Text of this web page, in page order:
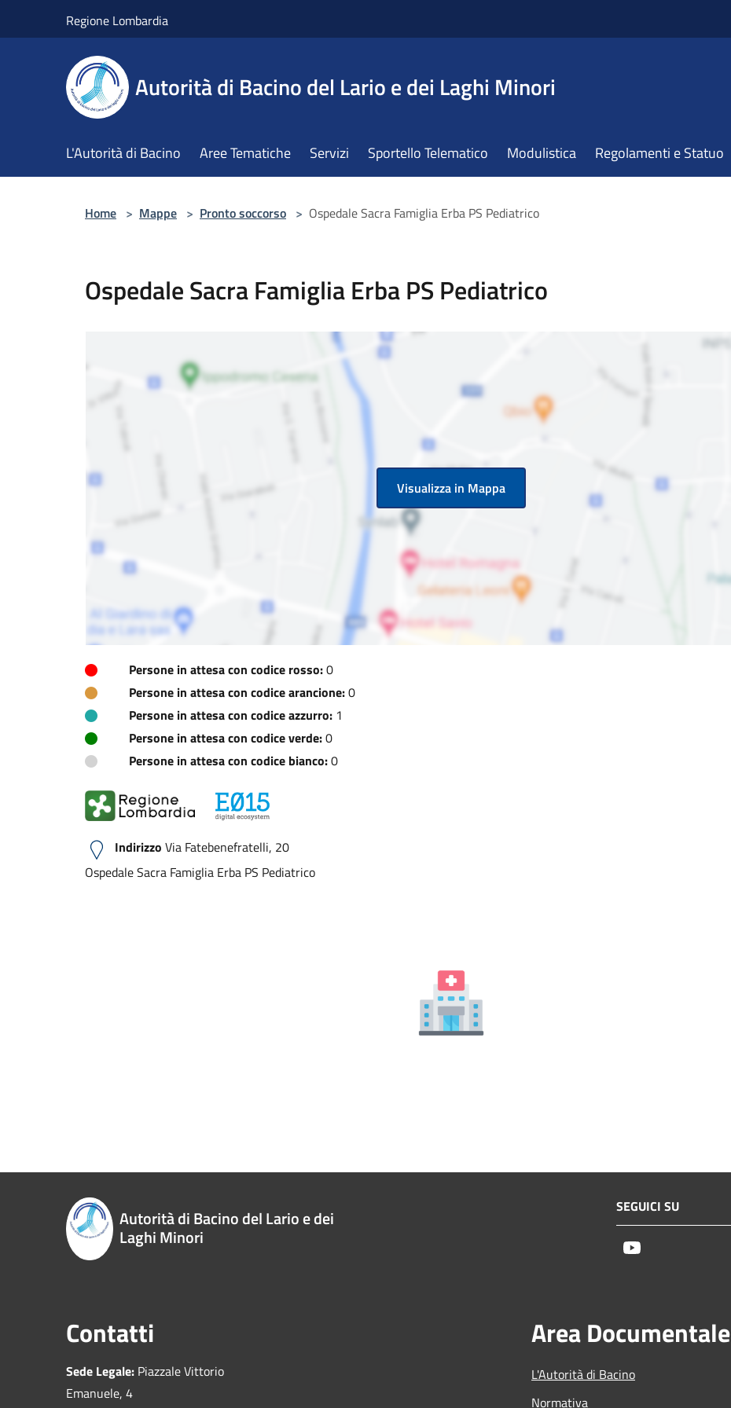
Regione Lombardia
Autorità di Bacino del Lario e dei Laghi Minori
L'Autorità di Bacino Aree Tematiche Servizi Sportello Telematico Modulistica Regolamenti e Statuo
Home > Mappe > Pronto soccorso > Ospedale Sacra Famiglia Erba PS Pediatrico
Ospedale Sacra Famiglia Erba PS Pediatrico
Visualizza in Mappa
Persone in attesa con codice rosso:0
Persone in attesa con codice arancione:0
Persone in attesa con codice azzurro: 1
Persone in attesa con codice verde:0
Persone in attesa con codice bianco:0
Indirizzo Via Fatebenefratelli, 20
Ospedale Sacra Famiglia Erba PS Pediatrico
Autorità di Bacino del Lario e dei
Laghi Minori
SEGUICI SU
Contatti
Sede Legale: Piazzale Vittorio
Emanuele, 4
Area Documentale
L'Autorità di Bacino
Normativa